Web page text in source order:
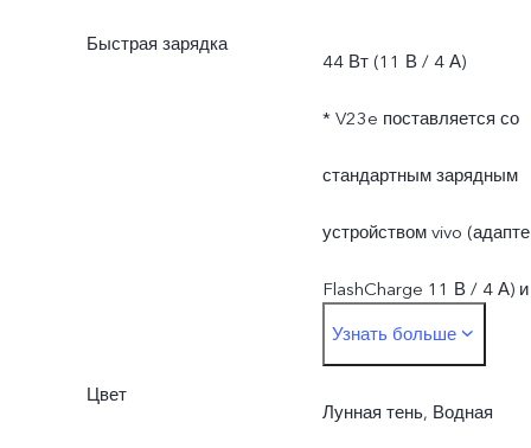
Быстрая зарядка
44 Вт (11 В / 4 А)
* V23e поставляется со
стандартным зарядным
устройством vivo
FlashCharge 11 В / 4 А) и
поддерживает зарядку
мощностью до 44 Вт.
Узнать больше
Цвет
Лунная тень, Водная